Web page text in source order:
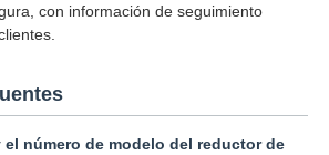
con información de seguimiento
el número de modelo del reductor de